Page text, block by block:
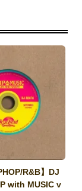
R&B】DJ
with MUSIC v